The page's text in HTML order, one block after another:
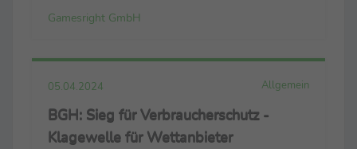
Sportwetten angeboten haben." Nun k...
Gamesright GmbH
05.04.2024 Allgemein
BGH: Sieg für Verbraucherschutz -
Klagewelle für Wettanbieter